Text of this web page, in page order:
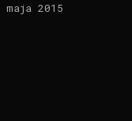
maja 2015